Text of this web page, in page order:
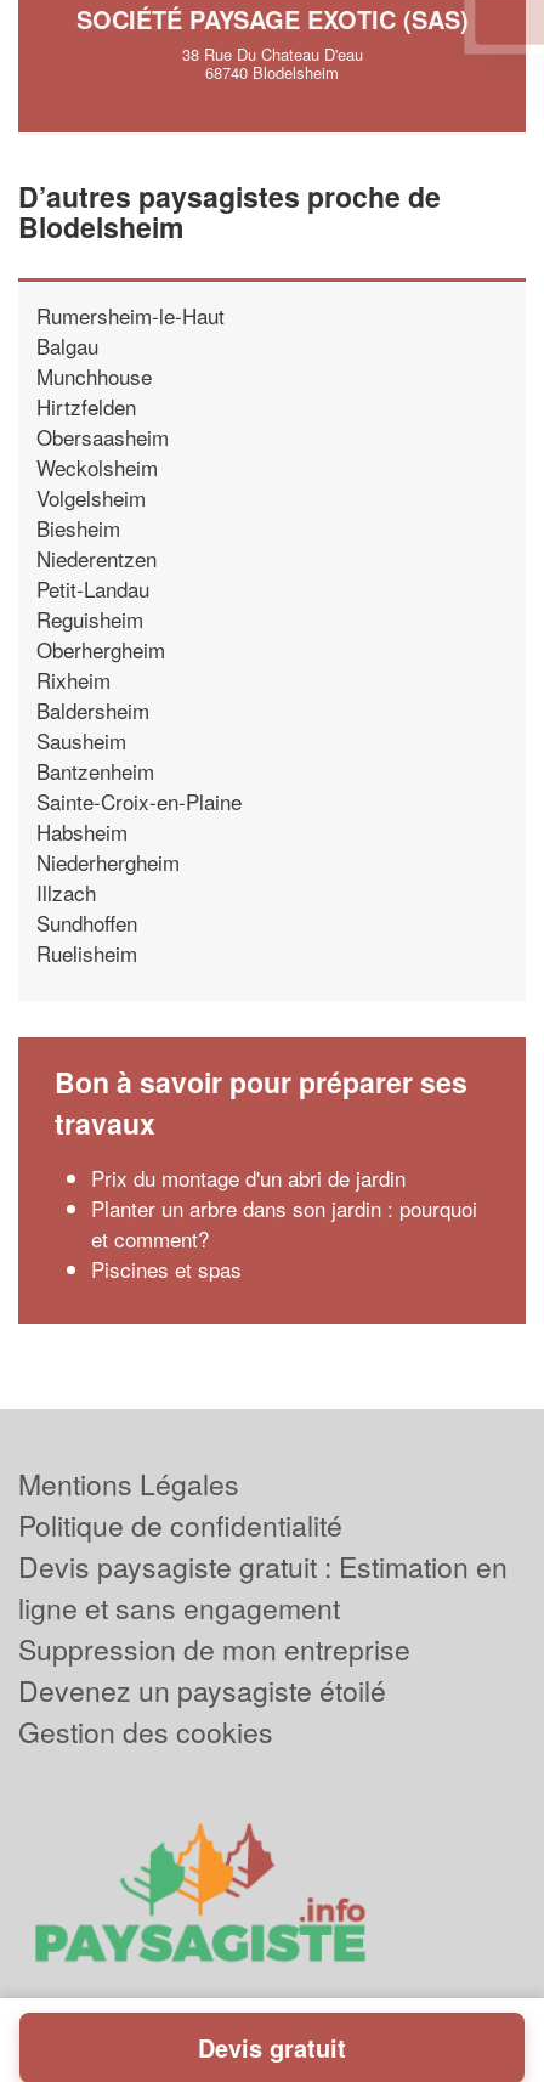
SOCIÉTÉ PAYSAGE EXOTIC (SAS)
38 Rue Du Chateau D'eau
68740 Blodelsheim
D’autres paysagistes proche de
Blodelsheim
Rumersheim-le-Haut
Balgau
Munchhouse
Hirtzfelden
Obersaasheim
Weckolsheim
Volgelsheim
Biesheim
Niederentzen
Petit-Landau
Reguisheim
Oberhergheim
Rixheim
Baldersheim
Sausheim
Bantzenheim
Sainte-Croix-en-Plaine
Habsheim
Niederhergheim
Illzach
Sundhoffen
Ruelisheim
Bon à savoir pour préparer ses
travaux
Prix du montage d'un abri de jardin
Planter un arbre dans son jardin : pourquoi
et comment?
Piscines et spas
En savoir plus
Mentions Légales
Politique de confidentialité
Devis paysagiste gratuit : Estimation en
ligne et sans engagement
Suppression de mon entreprise
Devenez un paysagiste étoilé
Gestion des cookies
Powered byPlus que pro
Devis gratuit